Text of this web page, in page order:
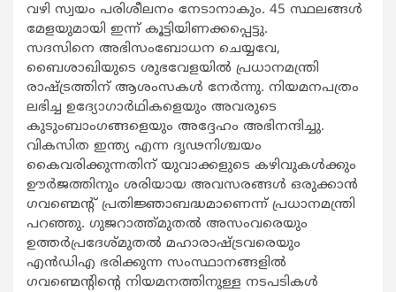
വഴി സ്വയം പരിശീലനം നേടാനാകും. 45 സ്ഥലങ്ങൾ
മേളയുമായി ഇന്ന് കൂട്ടിയിണക്കപ്പെട്ടു.
സദസിനെ അഭിസംബോധന ചെയ്യവേ,
ബൈശാഖിയുടെ ശുഭവേളയിൽ പ്രധാനമന്ത്രി
രാഷ്ട്രത്തിന് ആശംസകൾ നേർന്നു. നിയമനപത്രം
ലഭിച്ച ഉദ്യോഗാർഥികളെയും അവരുടെ
കുടുംബാംഗങ്ങളെയും അദ്ദേഹം അഭിനന്ദിച്ചു.
വികസിത ഇന്ത്യ എന്ന ദൃഢനിശ്ചയം
കൈവരിക്കുന്നതിന് യുവാക്കളുടെ കഴിവുകൾക്കും
ഊർജത്തിനും ശരിയായ അവസരങ്ങൾ ഒരുക്കാൻ
ഗവണ്മെന്റ് പ്രതിജ്ഞാബദ്ധമാണെന്ന് പ്രധാനമന്ത്രി
പറഞ്ഞു. ഗുജറാത്ത്‌മുതൽ അസംവരെയും
ഉത്തർപ്രദേശ്‌മുതൽ മഹാരാഷ്ട്രവരെയും
എൻഡിഎ ഭരിക്കുന്ന സംസ്ഥാനങ്ങളിൽ
ഗവണ്മെന്റിന്റെ നിയമനത്തിനുള്ള നടപടികൾ